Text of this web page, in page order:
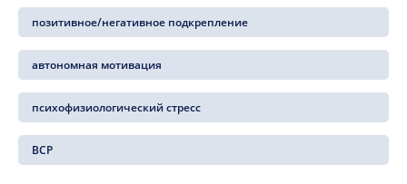
позитивное/негативное подкрепление
автономная мотивация
психофизиологический стресс
ВСР